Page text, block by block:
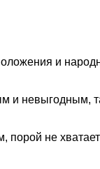
и
и невыгодным,
порой не